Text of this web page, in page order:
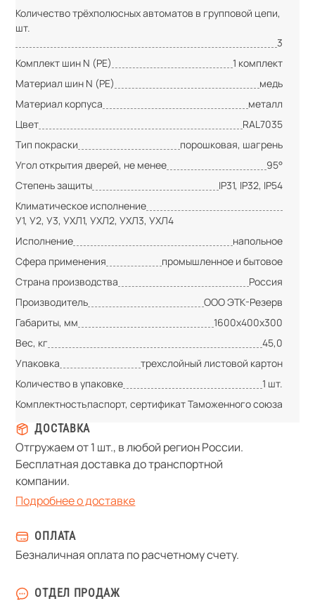
Количество трёхполюсных автоматов в групповой цепи,
шт.
3
Комплект шин N (PE)
1 комплект
Материал шин N (PE)
медь
Материал корпуса
металл
Цвет
RAL7035
Тип покраски
порошковая, шагрень
Угол открытия дверей, не менее
95°
Степень защиты
IP31, IP32, IP54
Климатическое исполнение
У1, У2, У3, УХЛ1, УХЛ2, УХЛ3, УХЛ4
Исполнение
напольное
Сфера применения
промышленное и бытовое
Страна производства
Россия
Производитель
ООО ЭТК-Резерв
Габариты, мм
1600х400х300
Вес, кг
45,0
Упаковка
трехслойный листовой картон
Количество в упаковке
1 шт.
Комплектностьпаспорт, сертификат Таможенного союза
ДОСТАВКА
Отгружаем от 1 шт., в любой регион России.
Бесплатная доставка до транспортной
компании.
Подробнее о доставке
ОПЛАТА
Безналичная оплата по расчетному счету.
ОТДЕЛ ПРОДАЖ